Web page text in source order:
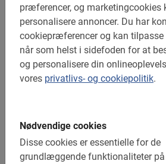
præferencer, og marketingcookies
personalisere annoncer. Du har
cookiepræferencer og kan
når som helst i sidefoden for at
og personalisere din
vores privatlivs- og cookiepolitik.
Nødvendige cookies
Disse cookies er essentielle for de
grundlæggende funktionaliteter på
Der kommer jævnligt
På denne side offentliggør vi jævnligt
undersøgelser og analyser. Hver
aktuelle data og omhyggeligt
måde opbygges en voksende
fremtiden for storbyferier.
data kan hjælpe med at forstå